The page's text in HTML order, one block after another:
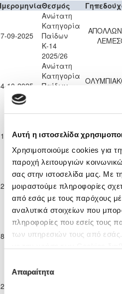
Αυτή η ιστοσελίδα
Χρησιμοποιούμε cookies για
παροχή λειτουργιών
σας στην ιστοσελίδα μας. Με
μοιραστούμε πληροφορίες
από εσάς με τους παρόχους
αναλυτικά στοιχείων που
πληροφορίες που εσείς τους
των υπηρεσιών τους από
συγκατάθεσης
Απαραίτητα
Θεσμός
09-2025
Ανώτατη
Κατηγορία
Παίδων
Κ-14
2025/26
10-2025
Ανώτατη
Κατηγορία
Παίδων
10-2025
Ανώτατη
Παίδων
2025/26
ΕΝΩΣΗ
11-2025
Ανώτατη
Κατηγορία
Παίδων
Κ-14
2025/26
11-2025
Ανώτατη
Κατηγορία
Παίδων
11-2025
Κατηγορία